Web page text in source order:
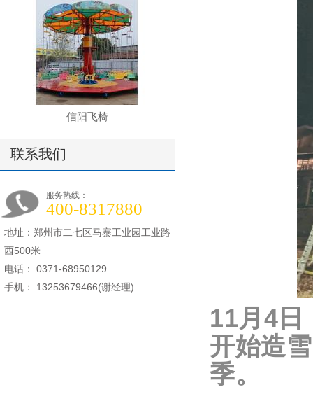
信阳飞椅
联系我们
服务热线：
400-8317880
地址：郑州市二七区马寨工业园工业路
西500米
电话： 0371-68950129
手机： 13253679466(谢经理)
11月4日
开始造
季。